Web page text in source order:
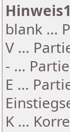
Hinweis1
blank ...
V ...
- ...
E ...
K ...